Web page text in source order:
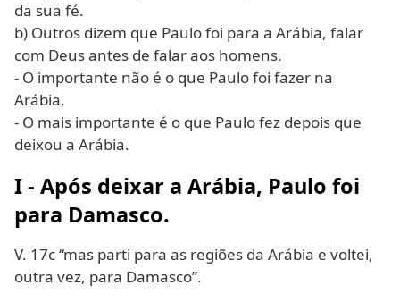
da sua fé.
b) Outros dizem que Paulo foi para a Arábia, falar
com Deus antes de falar aos homens.
- O importante não é o que Paulo foi fazer na
Arábia,
- O mais importante é o que Paulo fez depois que
deixou a Arábia.
I - Após deixar a Arábia, Paulo foi
para Damasco.
V. 17c “mas parti para as regiões da Arábia e voltei,
outra vez, para Damasco”.